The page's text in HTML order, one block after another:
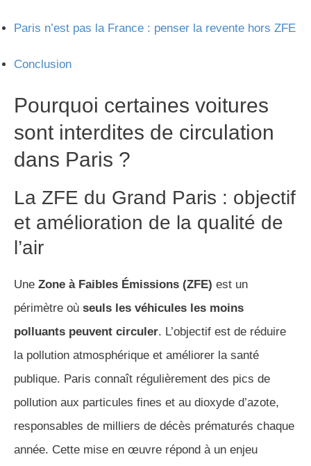
Paris n’est pas la France : penser la revente hors ZFE
Conclusion
Pourquoi certaines voitures
sont interdites de circulation
dans Paris ?
La ZFE du Grand Paris : objectif
et amélioration de la qualité de
l’air
Une Zone à Faibles Émissions (ZFE) est un
périmètre où seuls les véhicules les moins
polluants peuvent circuler. L’objectif est de réduire
la pollution atmosphérique et améliorer la santé
publique. Paris connaît régulièrement des pics de
pollution aux particules fines et au dioxyde d’azote,
responsables de milliers de décès prématurés chaque
année. Cette mise en œuvre répond à un enjeu